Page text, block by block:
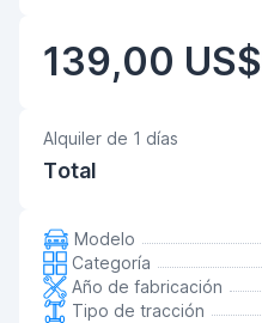
139,00 US$
Alquiler de 1 días
Total
Modelo
Categoría
Año de fabricación
Tipo de tracción